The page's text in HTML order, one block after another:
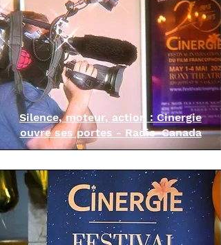
Silence, moteur, action : Cinergie
ouvre ses portes - Radio-Canada